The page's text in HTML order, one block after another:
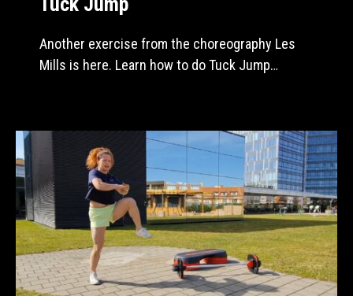
Another exercise from the choreography Les
Mills is here. Learn how to do Tuck Jump…